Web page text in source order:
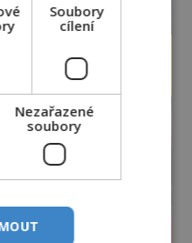
v
Soubory
cílení
Nezařazené
soubory